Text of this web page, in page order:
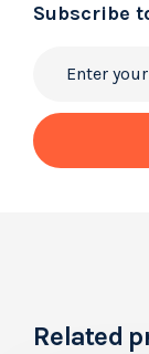
Subscribe
Related